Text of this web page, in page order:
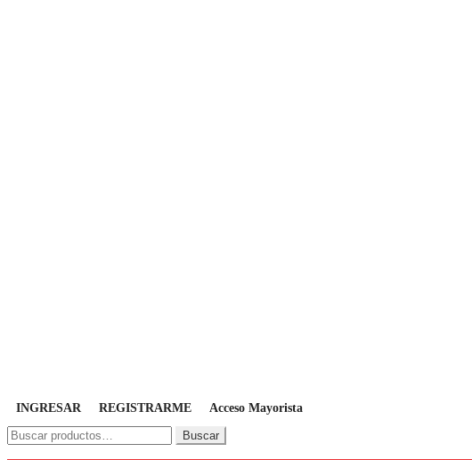
INGRESAR REGISTRARME Acceso Mayorista
Buscar
por:
Buscar